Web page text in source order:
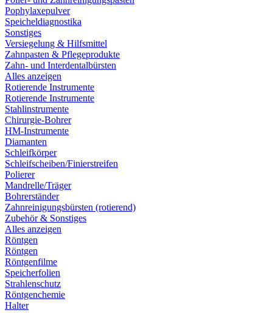
Pophylaxepulver
Speicheldiagnostika
Sonstiges
Versiegelung & Hilfsmittel
Zahnpasten & Pflegeprodukte
Zahn- und Interdentalbürsten
Alles anzeigen
Rotierende Instrumente
Rotierende Instrumente
Stahlinstrumente
Chirurgie-Bohrer
HM-Instrumente
Diamanten
Schleifkörper
Schleifscheiben/Finierstreifen
Polierer
Mandrelle/Träger
Bohrerständer
Zahnreinigungsbürsten (rotierend)
Zubehör & Sonstiges
Alles anzeigen
Röntgen
Röntgen
Röntgenfilme
Speicherfolien
Strahlenschutz
Röntgenchemie
Halter